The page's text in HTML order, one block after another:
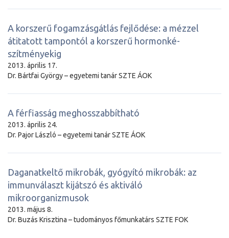
A korszerű fogamzásgátlás fejlődése: a mézzel
átitatott tampontól a korszerű hormonké-
szítményekig
2013. április 17.
Dr. Bártfai György – egyetemi tanár SZTE ÁOK
A férfiasság meghosszabbítható
2013. április 24.
Dr. Pajor László – egyetemi tanár SZTE ÁOK
Daganatkeltő mikrobák, gyógyító mikrobák: az
immunválaszt kijátszó és aktiváló
mikroorganizmusok
2013. május 8.
Dr. Buzás Krisztina – tudományos főmunkatárs SZTE FOK